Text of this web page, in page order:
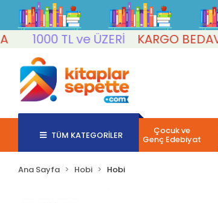
1000 TL ve ÜZERİ
KARGO BEDAVA
TÜM KATEGORİLER Çocuk ve
Genç Edebiyat
Ana Sayfa Hobi Hobi